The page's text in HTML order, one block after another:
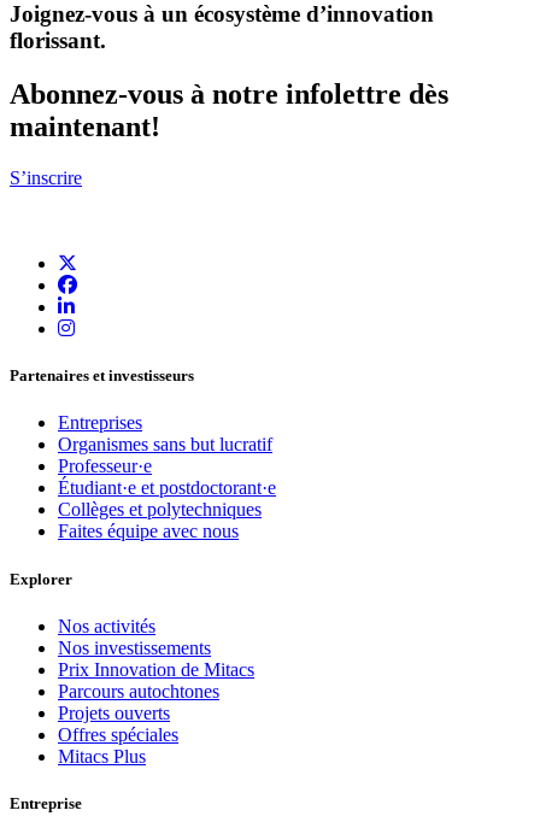
Joignez-vous à un écosystème d’innovation
florissant.
Abonnez-vous à notre infolettre dès
maintenant!
S’inscrire
Partenaires et investisseurs
Entreprises
Organismes sans but lucratif
Professeur·e
Étudiant·e et postdoctorant·e
Collèges et polytechniques
Faites équipe avec nous
Explorer
Nos activités
Nos investissements
Prix Innovation de Mitacs
Parcours autochtones
Projets ouverts
Offres spéciales
Mitacs Plus
Entreprise